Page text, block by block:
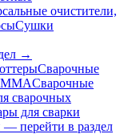
очистители,
Сушки
→
Сварочные
Сварочные
сварочных
для сварки
— перейти в раздел